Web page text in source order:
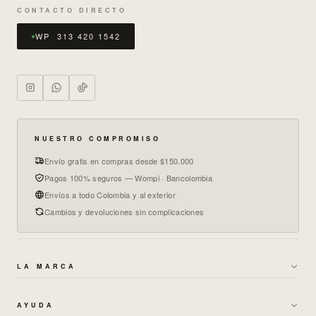
CONTACTO DIRECTO
WP 313 420 1542
NUESTRO COMPROMISO
Envío gratis en compras desde $150.000
Pagos 100% seguros — Wompi · Bancolombia
Envíos a todo Colombia y al exterior
Cambios y devoluciones sin complicaciones
LA MARCA
GARANTÍAS Y CAMBIOS →
AYUDA